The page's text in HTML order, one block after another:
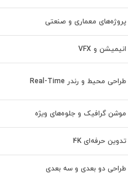
پروژه‌های معماری و صنعتی
انیمیشن و VFX
طراحی محیط و رندر Real-Time
موشن گرافیک و جلوه‌های ویژه
تدوین حرفه‌ای 4K
طراحی دو بعدی و سه بعدی